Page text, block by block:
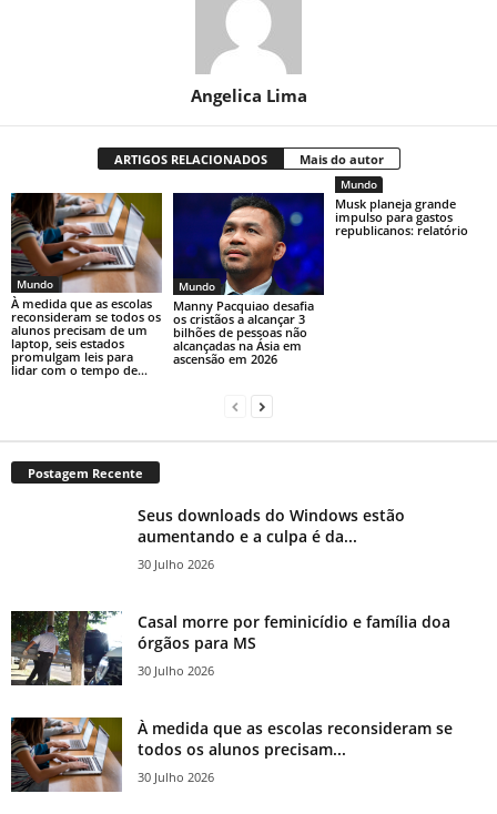
Angelica Lima
ARTIGOS RELACIONADOS Mais do autor
Mundo
À medida que as escolas
reconsideram se todos os
alunos precisam de um
laptop, seis estados
promulgam leis para
lidar com o tempo de...
Mundo
Manny Pacquiao desafia
os cristãos a alcançar 3
bilhões de pessoas não
alcançadas na Ásia em
ascensão em 2026
Mundo
Musk planeja grande
impulso para gastos
republicanos: relatório
Postagem Recente
Seus downloads do Windows estão
aumentando e a culpa é da...
30 Julho 2026
Casal morre por feminicídio e família doa
órgãos para MS
30 Julho 2026
À medida que as escolas reconsideram se
todos os alunos precisam...
30 Julho 2026